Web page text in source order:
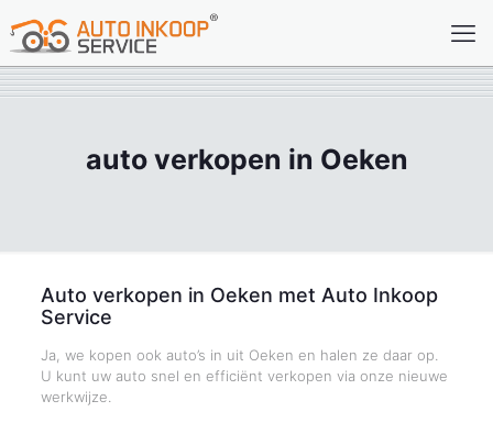
auto verkopen in Oeken
Auto verkopen in Oeken met Auto Inkoop
Service
Ja, we kopen ook auto’s in uit Oeken en halen ze daar op.
U kunt uw auto snel en efficiënt verkopen via onze nieuwe
werkwijze.